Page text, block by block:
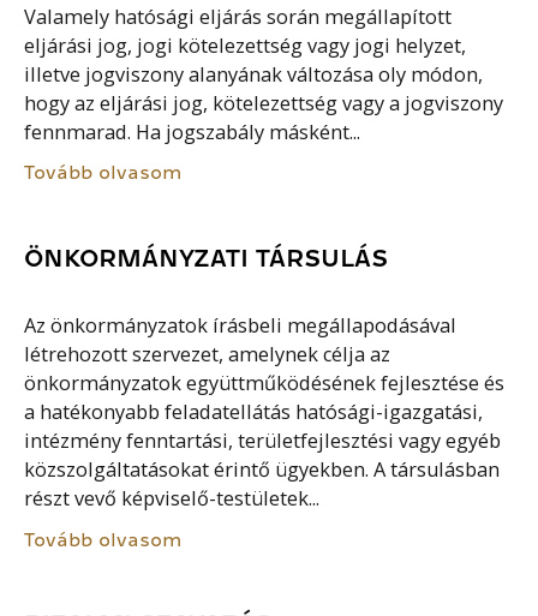
Valamely hatósági eljárás során megállapított
eljárási jog, jogi kötelezettség vagy jogi helyzet,
illetve jogviszony alanyának változása oly módon,
hogy az eljárási jog, kötelezettség vagy a jogviszony
fennmarad. Ha jogszabály másként...
Tovább olvasom
ÖNKORMÁNYZATI TÁRSULÁS
Az önkormányzatok írásbeli megállapodásával
létrehozott szervezet, amelynek célja az
önkormányzatok együttműködésének fejlesztése és
a hatékonyabb feladatellátás hatósági-igazgatási,
intézmény fenntartási, területfejlesztési vagy egyéb
közszolgáltatásokat érintő ügyekben. A társulásban
részt vevő képviselő-testületek...
Tovább olvasom